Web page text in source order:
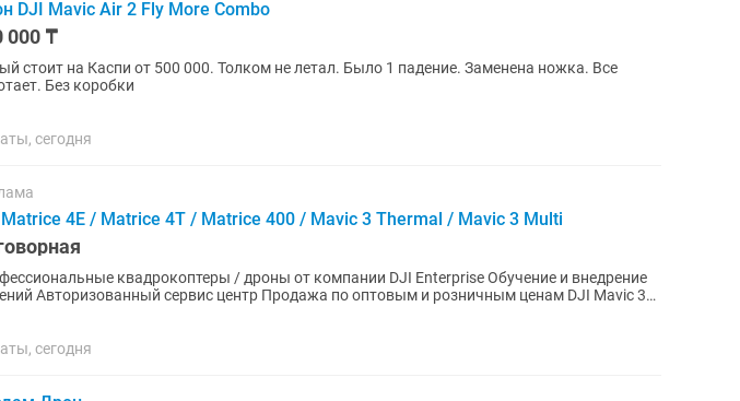
DJI Mavic Air 2 Fly More Combo
000 ₸
стоит на Каспи от 500 000. Толком не летал. Было 1 падение. Заменена ножка. Все
Без коробки
сегодня
4E / Matrice 4T / Matrice 400 / Mavic 3 Thermal / Mavic 3 Multi
квадрокоптеры / дроны от компании DJI Enterprise Обучение и внедрение
по оптовым и розничным ценам DJI Mavic 3
сегодня